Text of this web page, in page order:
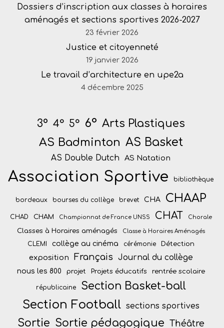
Dossiers d’inscription aux classes à horaires
aménagés et sections sportives 2026-2027
23 février 2026
Justice et citoyenneté
19 janvier 2026
Le travail d’architecture en upe2a
4 décembre 2025
3° 4° 5° 6° Arts Plastiques
AS Badminton AS Basket
AS Double Dutch AS Natation
Association Sportive bibliothèque
bordeaux bourses du collège brevet CHA CHAAP
CHAD CHAM Championnat de France UNSS CHAT Chorale
Classes à Horaires aménagés Classe à Horaires Aménagés
CLEMI collège au cinéma cérémonie Détection
exposition Français Journal du collège
nous les 800 projet Projets éducatifs rentrée scolaire
républicaine Section Basket-ball
Section Football sections sportives
Sortie Sortie pédagogique Théâtre